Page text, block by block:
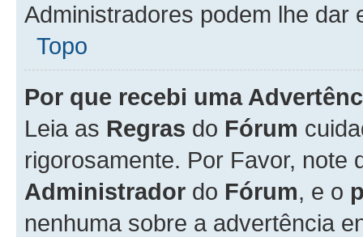
Administradores podem lhe
Topo
Por que recebi uma
Leia as Regras do Fórum
rigorosamente. Por Favor, note
Administrador do Fórum, e o
nenhuma sobre a advertência